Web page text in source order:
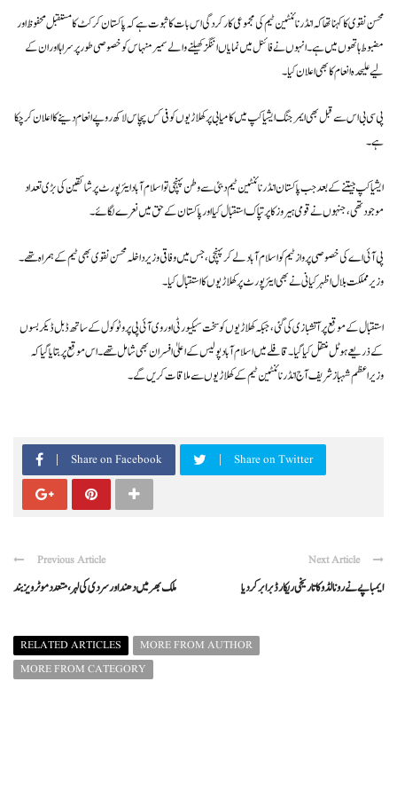
محسن نقوی کا کہنا تھا کہ انڈر نائنٹین ٹیم کی مجموعی کارکردگی اس بات کا ثبوت ہے کہ پاکستان کرکٹ کا مستقبل محفوظ اور
مضبوط ہاتھوں میں ہے۔ انہوں نے فائنل میں نمایاں اننگز کھیلنے والے سمیر منہاس کو خصوصی طور پر سراہا اور ان کے
لیے علیحدہ انعام کا بھی اعلان کیا۔
پی سی بی اس سے قبل بھی ایمرجنگ ایشیا کپ میں کامیابی پر کھلاڑیوں کو فی کس پچاس لاکھ روپے انعام دینے کا اعلان کر چکا
ہے۔
ایشیا کپ جیتنے کے بعد جب پاکستان انڈر نائنٹین ٹیم دبئی سے وطن پہنچی تو اسلام آباد ایئرپورٹ پر شائقین کی بڑی تعداد
موجود تھی، جنہوں نے قومی ہیروز کا پرتپاک استقبال کیا اور پاکستان کے حق میں نعرے لگائے۔
پی آئی اے کی خصوصی پرواز ٹیم کو اسلام آباد لے کر پہنچی، جس میں وفاقی وزیر داخلہ محسن نقوی بھی ٹیم کے ہمراہ تھے۔
وزیر مملکت بلال اظہر کیانی نے بھی ایئرپورٹ پر کھلاڑیوں کا استقبال کیا۔
استقبال کے موقع پر آتشبازی کی گئی، جبکہ کھلاڑیوں کو سخت سیکیورٹی اور وی آئی پی پروٹوکول کے ساتھ ڈبل ڈیکر بسوں
کے ذریعے ہوٹل منتقل کیا گیا۔ قافلے میں اسلام آباد پولیس کے اعلیٰ افسران بھی شامل تھے۔ اس موقع پر بتایا گیا کہ
وزیراعظم شہباز شریف آج انڈر نائنٹین ٹیم کے کھلاڑیوں سے ملاقات کریں گے۔
Share on Facebook Share on Twitter
Previous Article
ملک بھر میں دھند اور سردی کی لہر، متعدد موٹرویز بند
Next Article
ایمباپے نے رونالڈو کا تاریخی ریکارڈ برابر کر دیا
RELATED ARTICLES
MORE FROM AUTHOR
MORE FROM CATEGORY